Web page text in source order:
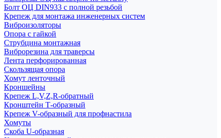
Болт ОЦ DIN933 с полной резьбой
Крепеж для монтажа инженерных систем
Виброизоляторы
Опора с гайкой
Струбцина монтажная
Виброрезина для траверсы
Лента перфорированная
Скользящая опора
Хомут ленточный
Кроншейны
Крепеж L,V,Z,R-обратный
Кронштейн Т-образный
Крепеж V-образный для профнастила
Хомуты
Скоба U-образная